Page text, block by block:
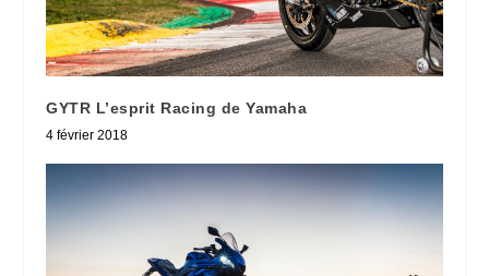
GYTR L’esprit Racing de Yamaha
4 février 2018